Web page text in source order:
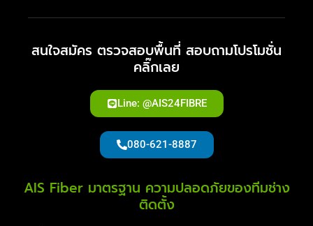
สนใจสมัคร ตรวจสอบพื้นที่ สอบถามโปรโมชั่น
คลิ๊กเลย
Line: @AIS24FIBRE
080-621-8887
AIS Fiber มาตรฐาน ความปลอดภัยของทีมช่าง
ติดตั้ง